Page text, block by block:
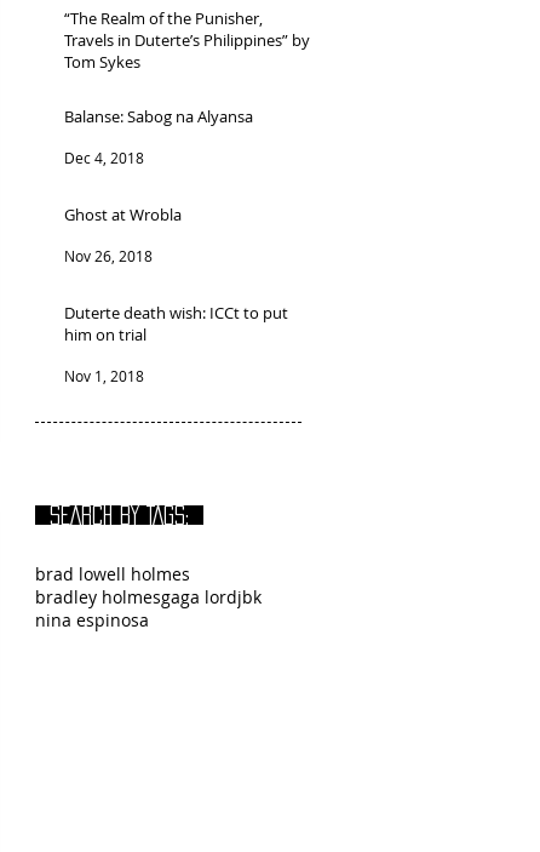
“The Realm of the Punisher,
Travels in Duterte’s Philippines” by
Tom Sykes
Balanse: Sabog na Alyansa
Dec 4, 2018
Ghost at Wrobla
Nov 26, 2018
Duterte death wish: ICCt to put
him on trial
Nov 1, 2018
SEARCH BY TAGS:
brad lowell holmes
bradley holmesgaga lordjbk
nina espinosa